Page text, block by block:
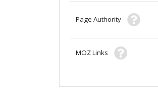
Page Authority
MOZ Links